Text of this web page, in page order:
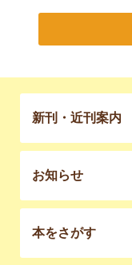
新刊・近刊案内
お知らせ
本をさがす